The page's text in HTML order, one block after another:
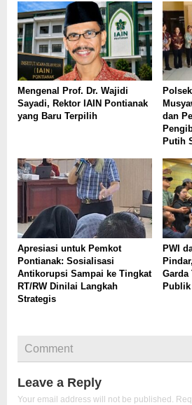
Mengenal Prof. Dr. Wajidi
Sayadi, Rektor IAIN Pontianak
yang Baru Terpilih
dan
Putih
Apresiasi untuk Pemkot
Pontianak: Sosialisasi
Antikorupsi Sampai ke Tingkat
RT/RW Dinilai Langkah
Strategis
PWI
Garda
Comment
Leave a Reply
Your email address will not be published.